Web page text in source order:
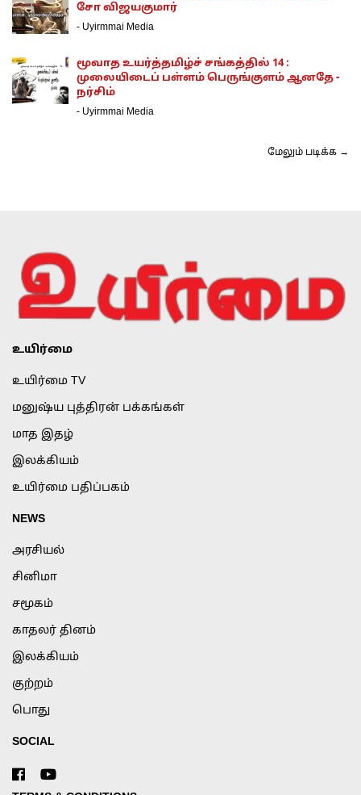
சோ விஜயகுமார்
- Uyirmmai Media
மூவாத உயர்த்தமிழ்ச் சங்கத்தில் 14 :
முலையிடைப் பள்ளம் பெருங்குளம் ஆனதே -
நர்சிம்
- Uyirmmai Media
மேலும் படிக்க →
உயிர்மை
உயிர்மை TV
மனுஷ்ய புத்திரன் பக்கங்கள்
மாத இதழ்
இலக்கியம்
உயிர்மை பதிப்பகம்
NEWS
அரசியல்
சினிமா
சமூகம்
காதலர் தினம்
இலக்கியம்
குற்றம்
பொது
SOCIAL